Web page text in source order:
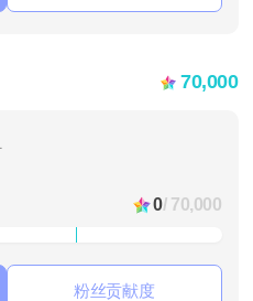
70,000
0/ 70,000
粉丝贡献度